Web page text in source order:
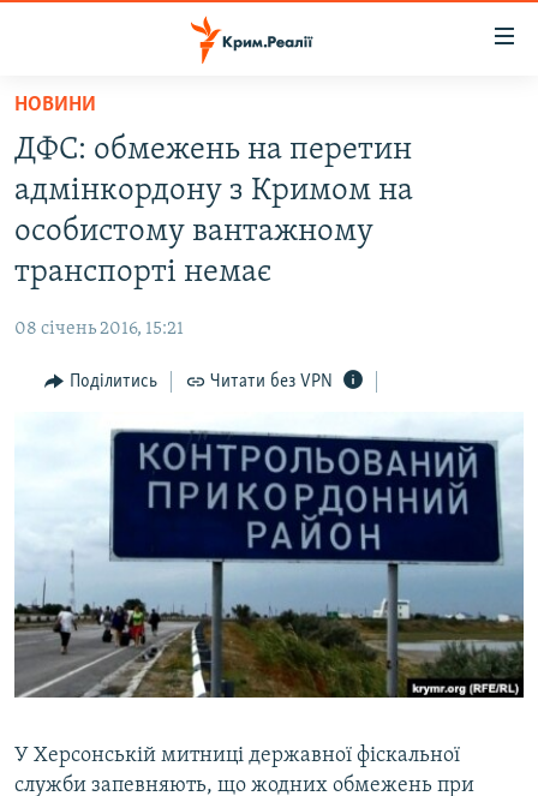
Перейти
основного
матеріалу
Перейти
до
основної
Перейти
пошуку
ВОДА.КРИМ
ВІДЕО ТА ФОТО
ІНТЕРВ'Ю
ВСЕ ЗА ДЕНЬ
СПЕЦПРОЕКТИ
ВІДЕОУРОКИ «ELIFBE»
СВІДЧЕННЯ ОКУПАЦІЇ
УКРАЇНСЬКА ПРОБЛЕМА КРИМУ
ІНФОГРАФІКА
ЯК ОБІЙТИ БЛОКУВАННЯ
Русский
Qırımtatar
ДОЛУЧАЙСЯ!
НОВИНИ
ДФС: обмежень на перетин
адмінкордону з Кримом на
особистому вантажному
транспорті немає
08 січень 2016, 15:21
Поділитись Читати без VPN
У Херсонській митниці державної фіскальної
служби запевняють, що жодних обмежень при